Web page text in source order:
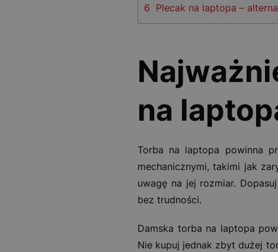
6 Plecak na laptopa –
na
Torba na laptopa powinna
mechanicznymi, takimi jak
uwagę na jej rozmiar.
bez trudności.
Damska torba na laptopa
Nie kupuj jednak zbyt dużej